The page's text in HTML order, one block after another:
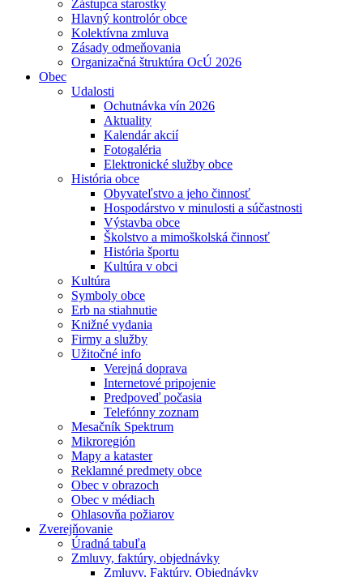
Zástupca starostky
Hlavný kontrolór obce
Kolektívna zmluva
Zásady odmeňovania
Organizačná štruktúra OcÚ 2026
Obec
Udalosti
Ochutnávka vín 2026
Aktuality
Kalendár akcií
Fotogaléria
Elektronické služby obce
História obce
Obyvateľstvo a jeho činnosť
Hospodárstvo v minulosti a súčastnosti
Výstavba obce
Školstvo a mimoškolská činnosť
História športu
Kultúra v obci
Kultúra
Symboly obce
Erb na stiahnutie
Knižné vydania
Firmy a služby
Užitočné info
Verejná doprava
Internetové pripojenie
Predpoveď počasia
Telefónny zoznam
Mesačník Spektrum
Mikroregión
Mapy a kataster
Reklamné predmety obce
Obec v obrazoch
Obec v médiach
Ohlasovňa požiarov
Zverejňovanie
Úradná tabuľa
Zmluvy, faktúry, objednávky
Zmluvy, Faktúry, Objednávky